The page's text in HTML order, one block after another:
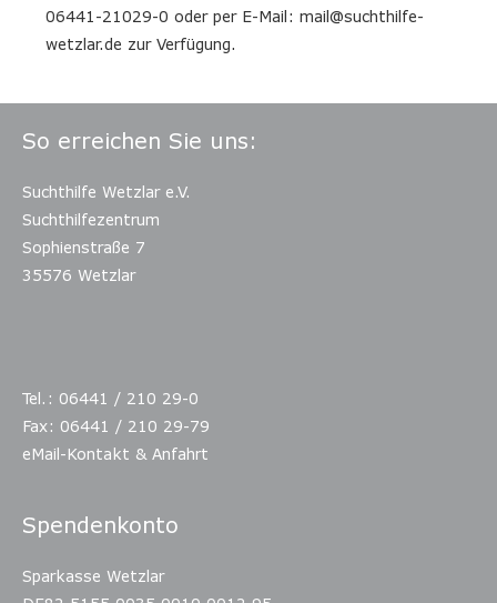
06441-21029-0 oder per E-Mail: mail@suchthilfe-
wetzlar.de zur Verfügung.
So erreichen Sie uns:
Suchthilfe Wetzlar e.V.
Suchthilfezentrum
Sophienstraße 7
35576 Wetzlar
Tel.: 06441 / 210 29-0
Fax: 06441 / 210 29-79
eMail-Kontakt & Anfahrt
Spendenkonto
Sparkasse Wetzlar